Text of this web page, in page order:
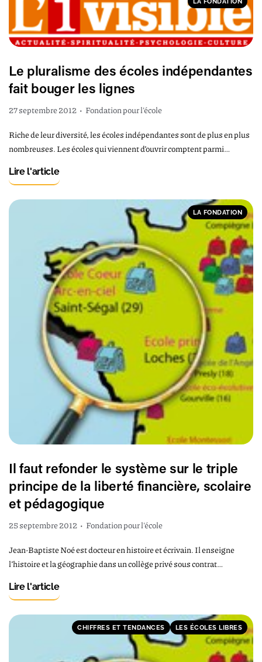
Le pluralisme des écoles indépendantes
fait bouger les lignes
27 septembre 2012 • Fondation pour l'école
Riche de leur diversité, les écoles indépendantes sont de plus en plus
nombreuses. Les écoles qui viennent d’ouvrir comptent parmi…
Lire l'article
LA FONDATION
Il faut refonder le système sur le triple
principe de la liberté financière, scolaire
et pédagogique
25 septembre 2012 • Fondation pour l'école
Jean-Baptiste Noé est docteur en histoire et écrivain. Il enseigne
l’histoire et la géographie dans un collège privé sous contrat…
Lire l'article
CHIFFRES ET TENDANCES LES ÉCOLES LIBRES